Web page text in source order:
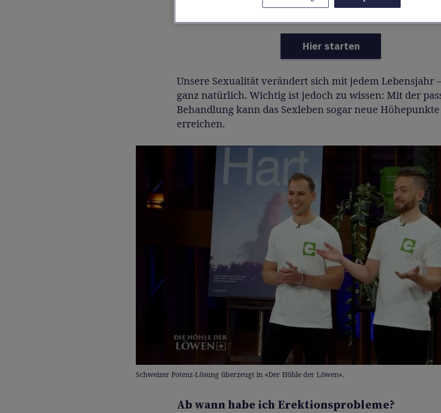
Hier starten
Unsere Sexualität verändert sich mit jedem Lebensjahr
ganz natürlich. Wichtig ist jedoch zu wissen: Mit der
Behandlung kann das Sexleben sogar neue Höhepunkte
erreichen.
Schweizer Potenz-Lösung überzeugt in «Der Höhle der Löwen».
Ab wann habe ich Erektionsprobleme?